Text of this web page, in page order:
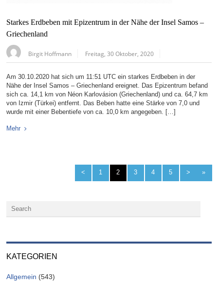
Starkes Erdbeben mit Epizentrum in der Nähe der Insel Samos –
Griechenland
Birgit Hoffmann Freitag, 30 Oktober, 2020
Am 30.10.2020 hat sich um 11:51 UTC ein starkes Erdbeben in der
Nähe der Insel Samos – Griechenland ereignet. Das Epizentrum befand
sich ca. 14,1 km von Néon Karlovásion (Griechenland) und ca. 64,7 km
von Izmir (Türkei) entfernt. Das Beben hatte eine Stärke von 7,0 und
wurde mit einer Bebentiefe von ca. 10,0 km angegeben. […]
Mehr
< 1 2 3 4 5 > »
KATEGORIEN
Allgemein (543)